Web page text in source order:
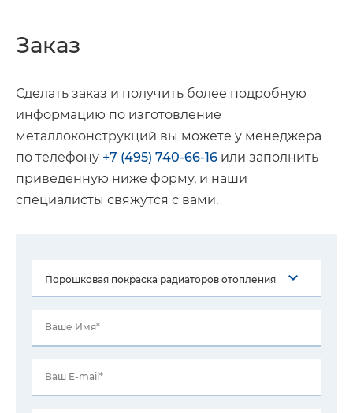
Заказ
Сделать заказ и получить более подробную
информацию по изготовление
металлоконструкций вы можете у менеджера
по телефону +7 (495) 740-66-16 или заполнить
приведенную ниже форму, и наши
специалисты свяжутся с вами.
Ваше Имя*
Ваш E-mail*